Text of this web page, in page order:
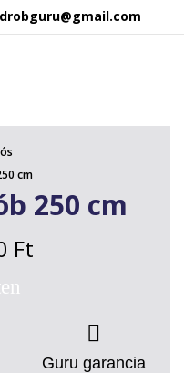
cm
250 cm
Ft
Guru garancia